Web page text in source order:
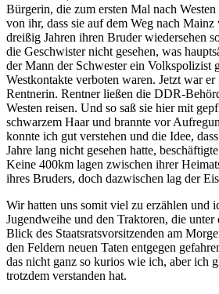
Bürgerin, die zum ersten Mal nach
von ihr, dass sie auf dem Weg nach
dreißig Jahren ihren Bruder wiedersehen
die Geschwister nicht gesehen, was
der Mann der Schwester ein Volkspolizist
Westkontakte verboten waren. Jetzt war er
Rentnerin. Rentner ließen die DDR-
Westen reisen. Und so saß sie hier mit
schwarzem Haar und brannte vor
konnte ich gut verstehen und die Idee,
Jahre lang nicht gesehen hatte,
Keine 400km lagen zwischen ihrer
ihres Bruders, doch dazwischen lag der
Wir hatten uns somit viel zu erzählen und
Jugendweihe und den Traktoren, die
Blick des Staatsratsvorsitzenden am
den Feldern neuen Taten entgegen
das nicht ganz so kurios wie ich, aber ich
trotzdem verstanden hat.